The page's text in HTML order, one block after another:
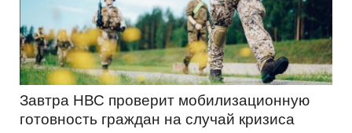
Завтра НВС проверит мобилизационную
готовность граждан на случай кризиса